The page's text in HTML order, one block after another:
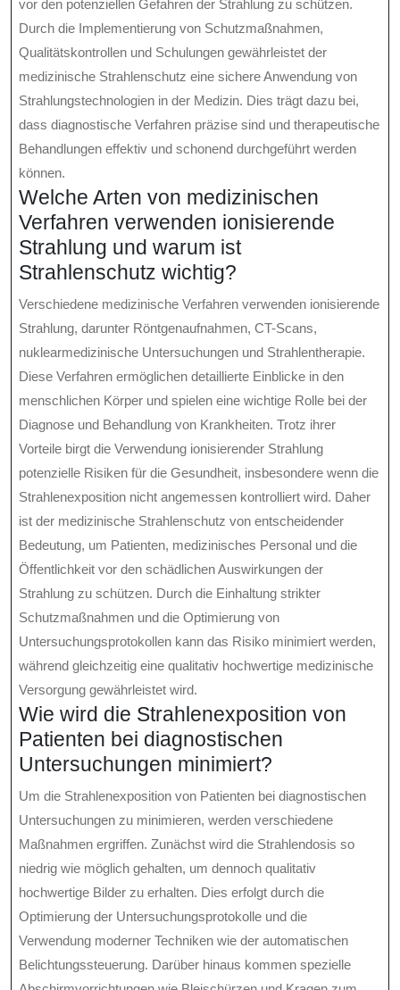
vor den potenziellen Gefahren der Strahlung zu schützen.
Durch die Implementierung von Schutzmaßnahmen,
Qualitätskontrollen und Schulungen gewährleistet der
medizinische Strahlenschutz eine sichere Anwendung von
Strahlungstechnologien in der Medizin. Dies trägt dazu bei,
dass diagnostische Verfahren präzise sind und therapeutische
Behandlungen effektiv und schonend durchgeführt werden
können.
Welche Arten von medizinischen
Verfahren verwenden ionisierende
Strahlung und warum ist
Strahlenschutz wichtig?
Verschiedene medizinische Verfahren verwenden ionisierende
Strahlung, darunter Röntgenaufnahmen, CT-Scans,
nuklearmedizinische Untersuchungen und Strahlentherapie.
Diese Verfahren ermöglichen detaillierte Einblicke in den
menschlichen Körper und spielen eine wichtige Rolle bei der
Diagnose und Behandlung von Krankheiten. Trotz ihrer
Vorteile birgt die Verwendung ionisierender Strahlung
potenzielle Risiken für die Gesundheit, insbesondere wenn die
Strahlenexposition nicht angemessen kontrolliert wird. Daher
ist der medizinische Strahlenschutz von entscheidender
Bedeutung, um Patienten, medizinisches Personal und die
Öffentlichkeit vor den schädlichen Auswirkungen der
Strahlung zu schützen. Durch die Einhaltung strikter
Schutzmaßnahmen und die Optimierung von
Untersuchungsprotokollen kann das Risiko minimiert werden,
während gleichzeitig eine qualitativ hochwertige medizinische
Versorgung gewährleistet wird.
Wie wird die Strahlenexposition von
Patienten bei diagnostischen
Untersuchungen minimiert?
Um die Strahlenexposition von Patienten bei diagnostischen
Untersuchungen zu minimieren, werden verschiedene
Maßnahmen ergriffen. Zunächst wird die Strahlendosis so
niedrig wie möglich gehalten, um dennoch qualitativ
hochwertige Bilder zu erhalten. Dies erfolgt durch die
Optimierung der Untersuchungsprotokolle und die
Verwendung moderner Techniken wie der automatischen
Belichtungssteuerung. Darüber hinaus kommen spezielle